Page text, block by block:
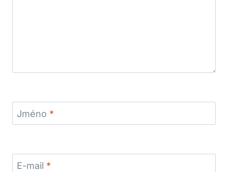
Jméno *
E-mail *